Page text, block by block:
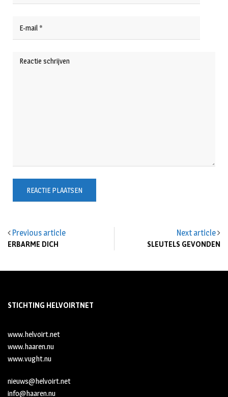
Previous article
ERBARME DICH
Next article
SLEUTELS GEVONDEN
STICHTING HELVOIRTNET
www.helvoirt.net
www.haaren.nu
www.vught.nu
nieuws@helvoirt.net
info@haaren.nu